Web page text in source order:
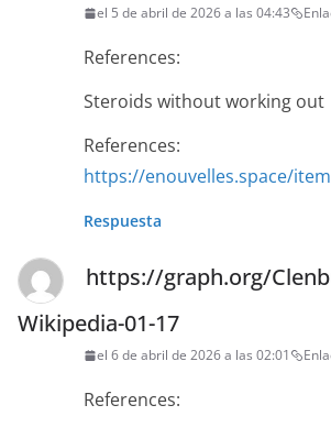
el 5 de abril de 2026 a las 04:43
References:
Steroids without working out
References:
https://enouvelles.space/
Respuesta
https://graph.org/
Wikipedia-01-17
el 6 de abril de 2026 a las 02:01
References: